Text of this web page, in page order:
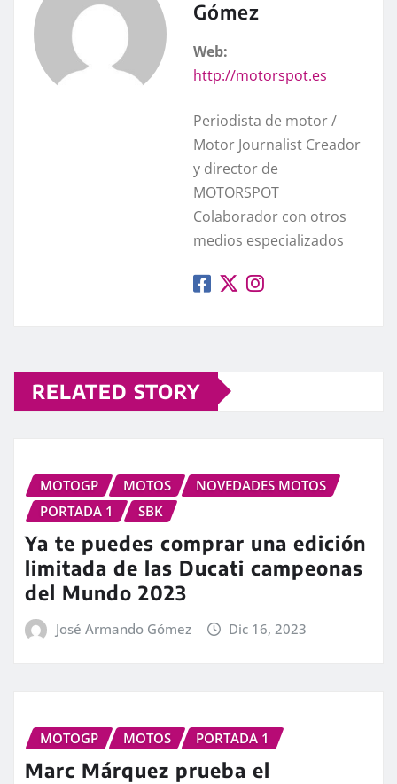
Gómez
Web:
http://motorspot.es
Periodista de motor /
Motor Journalist Creador
y director de
MOTORSPOT
Colaborador con otros
medios especializados
RELATED STORY
MOTOGP MOTOS
NOVEDADES MOTOS
PORTADA 1
SBK
Ya te puedes comprar una edición
limitada de las Ducati campeonas
del Mundo 2023
José Armando Gómez Dic 16, 2023
MOTOGP MOTOS PORTADA 1
Marc Márquez prueba el